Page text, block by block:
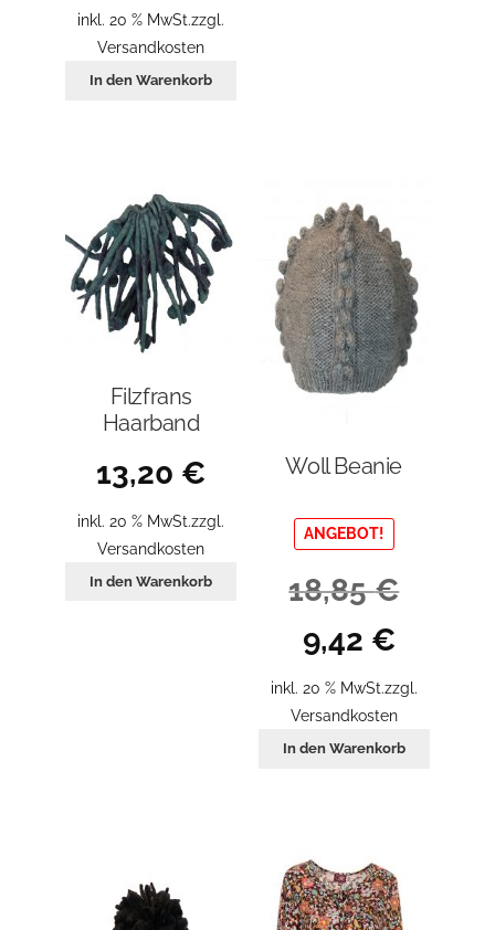
war:
29,95 €
ist:
inkl. 20 % MwSt.zzgl.
Versandkosten
In den Warenkorb
Filzfrans
Haarband
13,20 €
inkl. 20 % MwSt.zzgl.
Versandkosten
In den Warenkorb
Woll Beanie
ANGEBOT!
18,85€
Ursprünglicher
Preis
war:
18,85 €
9,42 €
ist:
9,42 €.
inkl. 20 % MwSt.zzgl.
Versandkosten
In den Warenkorb